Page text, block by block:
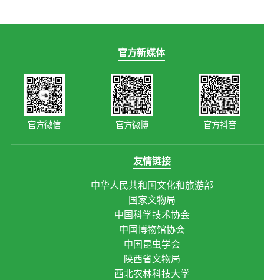
官方新媒体
官方微信 官方微博 官方抖音
友情链接
中华人民共和国文化和旅游部
国家文物局
中国科学技术协会
中国博物馆协会
中国昆虫学会
陕西省文物局
西北农林科技大学